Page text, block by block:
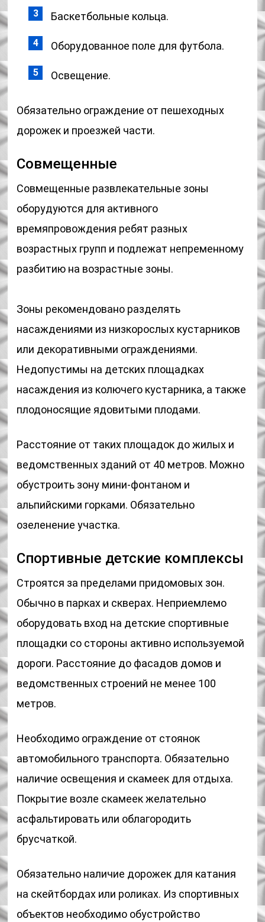
Баскетбольные кольца.
Оборудованное поле для футбола.
Освещение.
Обязательно ограждение от пешеходных
дорожек и проезжей части.
Совмещенные
Совмещенные развлекательные зоны
оборудуются для активного
времяпровождения ребят разных
возрастных групп и подлежат непременному
разбитию на возрастные зоны.
Зоны рекомендовано разделять
насаждениями из низкорослых кустарников
или декоративными ограждениями.
Недопустимы на детских площадках
насаждения из колючего кустарника, а также
плодоносящие ядовитыми плодами.
Расстояние от таких площадок до жилых и
ведомственных зданий от 40 метров. Можно
обустроить зону мини-фонтаном и
альпийскими горками. Обязательно
озеленение участка.
Спортивные детские комплексы
Строятся за пределами придомовых зон.
Обычно в парках и скверах. Неприемлемо
оборудовать вход на детские спортивные
площадки со стороны активно используемой
дороги. Расстояние до фасадов домов и
ведомственных строений не менее 100
метров.
Необходимо ограждение от стоянок
автомобильного транспорта. Обязательно
наличие освещения и скамеек для отдыха.
Покрытие возле скамеек желательно
асфальтировать или облагородить
брусчаткой.
Обязательно наличие дорожек для катания
на скейтбордах или роликах. Из спортивных
объектов необходимо обустройство